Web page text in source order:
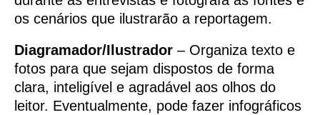
os cenários que ilustrarão a reportagem.
Diagramador/Ilustrador – Organiza texto e
fotos para que sejam dispostos de forma
clara, inteligível e agradável aos olhos do
leitor. Eventualmente, pode fazer infográficos